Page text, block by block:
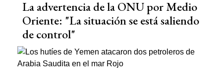
La advertencia de la ONU por Medio
Oriente: "La situación se está saliendo
de control"